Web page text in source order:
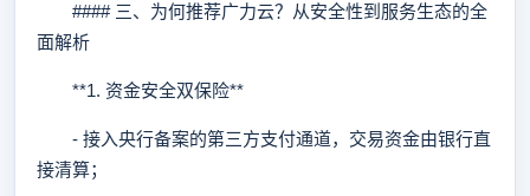
#### 三、为何推荐广力云？从安全性到服务生态的全
面解析
**1. 资金安全双保险**
- 接入央行备案的第三方支付通道，交易资金由银行直
接清算；